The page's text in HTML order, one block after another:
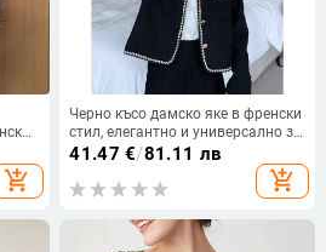
add_shopping_cart
Черно късо дамско яке в френски
стил, елегантно и универсално за
дребна фигура
41.47 €/81.11 лв
add_shopping_cart